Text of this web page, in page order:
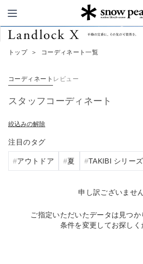
Snow Peak
トップ ＞ コーディネート一覧
コーディネート レビュー
スタッフコーディネート
絞込みの解除
注目のタグ
アウトドア 夏 TAKIBI シリーズ
申し訳ございません
ご指定いただいたデータは見つか
条件を変更してお探しく